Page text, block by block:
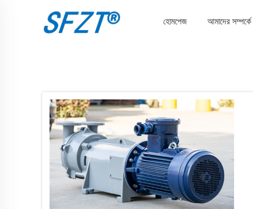
হোমপেজ আমাদের সম্পর্কে